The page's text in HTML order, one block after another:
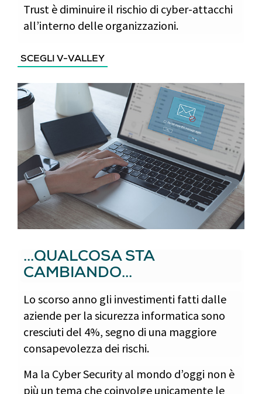
Trust è diminuire il rischio di cyber-attacchi
all’interno delle organizzazioni.
SCEGLI V-VALLEY
...QUALCOSA STA
CAMBIANDO...
Lo scorso anno gli investimenti fatti dalle
aziende per la sicurezza informatica sono
cresciuti del 4%, segno di una maggiore
consapevolezza dei rischi.
Ma la Cyber Security al mondo d’oggi non è
più un tema che coinvolge unicamente le